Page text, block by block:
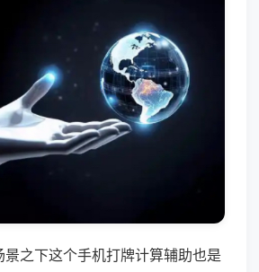
景之下这个手机打牌计算辅助也是